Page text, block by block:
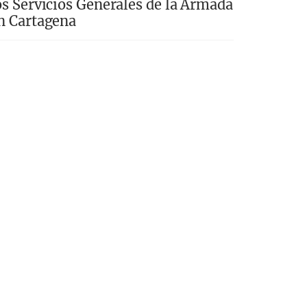
Servicios Generales de la Armada
Cartagena